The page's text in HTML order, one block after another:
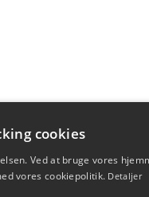
cookies
Ved at bruge vores
vores cookiepolitik. Detaljer